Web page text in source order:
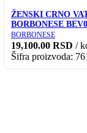
ŽENSKI CRNO
BORBONESE
BORBONESE
19,100.00 RSD /
Šifra proizvoda: